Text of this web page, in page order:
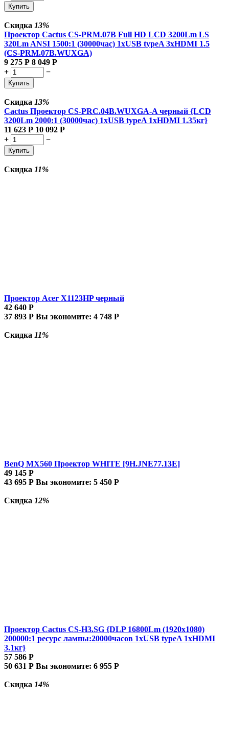
Купить
Скидка 13%
Проектор Cactus CS-PRM.07B Full HD LCD 3200Lm LS
320Lm ANSI 1500:1 (30000час) 1xUSB typeA 3xHDMI 1.5
(CS-PRM.07B.WUXGA)
9 275 Р 8 049 Р
+
−
Купить
Скидка 13%
Cactus Проектор CS-PRC.04B.WUXGA-A черный {LCD
3200Lm 2000:1 (30000час) 1xUSB typeA 1xHDMI 1.35кг}
11 623 Р 10 092 Р
+
−
Купить
Скидка 11%
Проектор Acer X1123HP черный
42 640 Р
37 893 Р Вы экономите: 4 748 Р
Скидка 11%
BenQ MX560 Проектор WHITE [9H.JNE77.13E]
49 145 Р
43 695 Р Вы экономите: 5 450 Р
Скидка 12%
Проектор Cactus CS-H3.SG {DLP 16800Lm (1920x1080)
200000:1 ресурс лампы:20000часов 1xUSB typeA 1xHDMI
3.1кг}
57 586 Р
50 631 Р Вы экономите: 6 955 Р
Скидка 14%